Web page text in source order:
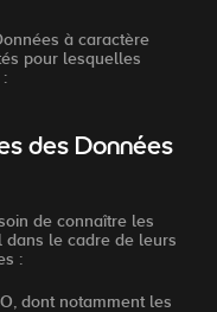
à caractère
pour lesquelles
des Données
de connaître les
dans le cadre de leurs
:
dont notamment les